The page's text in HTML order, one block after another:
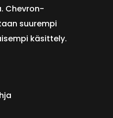
Chevron-
suurempi
käsittely.